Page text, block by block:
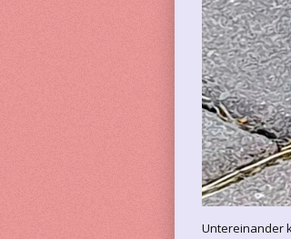
Untereinander